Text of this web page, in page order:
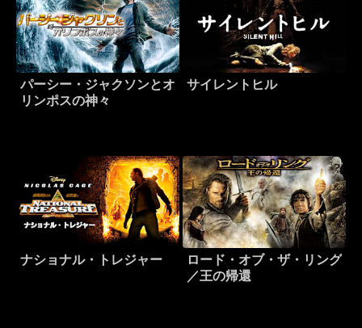
パーシー・ジャクソンとオ
リンポスの神々
サイレントヒル
ナショナル・トレジャー
ロード・オブ・ザ・リング
／王の帰還